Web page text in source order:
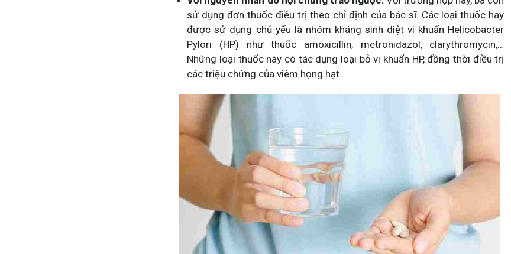
sử dụng đơn thuốc điều trị theo chỉ định của bác sĩ. Các loại thuốc hay
được sử dụng chủ yếu là nhóm kháng sinh diệt vi khuẩn Helicobacter
Pylori (HP) như thuốc amoxicillin, metronidazol, clarythromycin,…
Những loại thuốc này có tác dụng loại bỏ vi khuẩn HP, đồng thời điều trị
các triệu chứng của viêm họng hạt.